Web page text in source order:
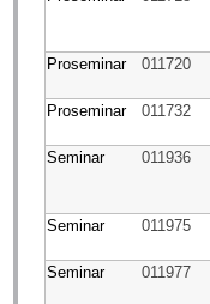
Proseminar
011720
Proseminar
011732
Seminar
011936
Seminar
011975
Seminar
011977